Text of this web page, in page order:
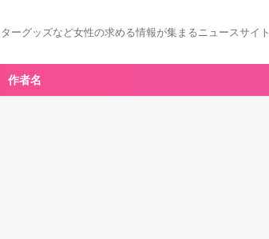
ーグッズなど女性の求める情報が集まるニュースサイト
作者名